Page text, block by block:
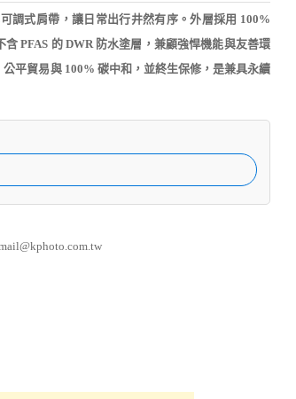
調式肩帶，讓日常出行井然有序。外層採用 100%
PFAS 的 DWR 防水塗層，兼顧強悍機能與友善環
平貿易與 100% 碳中和，並終生保修，是兼具永續